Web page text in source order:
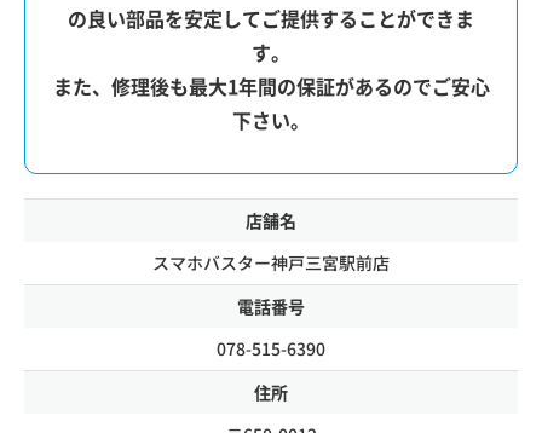
の良い部品を安定してご提供することができま
す。
また、修理後も最大1年間の保証があるのでご安心
下さい。
店舗名
スマホバスター神戸三宮駅前店
電話番号
078-515-6390
住所